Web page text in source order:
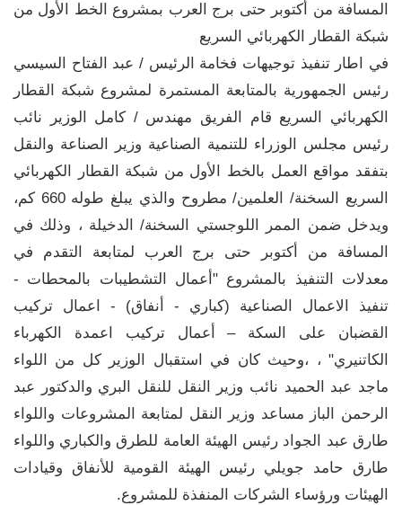
المسافة من أكتوبر حتى برج العرب بمشروع الخط الأول من
شبكة القطار الكهربائي السريع
في اطار تنفيذ توجيهات فخامة الرئيس / عبد الفتاح السيسي
رئيس الجمهورية بالمتابعة المستمرة لمشروع شبكة القطار
الكهربائي السريع قام الفريق مهندس / كامل الوزير نائب
رئيس مجلس الوزراء للتنمية الصناعية وزير الصناعة والنقل
بتفقد مواقع العمل بالخط الأول من شبكة القطار الكهربائي
السريع السخنة/ العلمين/ مطروح والذي يبلغ طوله 660 كم،
ويدخل ضمن الممر اللوجستي السخنة/ الدخيلة ، وذلك في
المسافة من أكتوبر حتى برج العرب لمتابعة التقدم في
معدلات التنفيذ بالمشروع "أعمال التشطيبات بالمحطات -
تنفيذ الاعمال الصناعية (كباري - أنفاق) - اعمال تركيب
القضبان على السكة – أعمال تركيب اعمدة الكهرباء
الكاتنيري" ، ،وحيث كان في استقبال الوزير كل من اللواء
ماجد عبد الحميد نائب وزير النقل للنقل البري والدكتور عبد
الرحمن الباز مساعد وزير النقل لمتابعة المشروعات واللواء
طارق عبد الجواد رئيس الهيئة العامة للطرق والكباري واللواء
طارق حامد جويلي رئيس الهيئة القومية للأنفاق وقيادات
الهيئات ورؤساء الشركات المنفذة للمشروع.